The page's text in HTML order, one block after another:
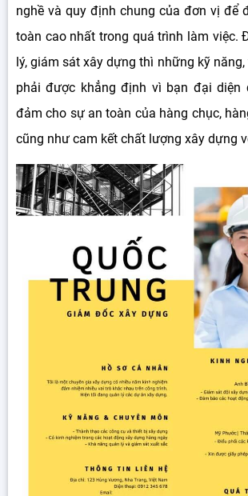
nghề và quy định chung của đơn vị để
toàn cao nhất trong quá trình làm việc.
lý, giám sát xây dựng thì những kỹ
phải được khẳng định vì bạn đại diện
đảm cho sự an toàn của hàng chục,
cũng như cam kết chất lượng xây dựng